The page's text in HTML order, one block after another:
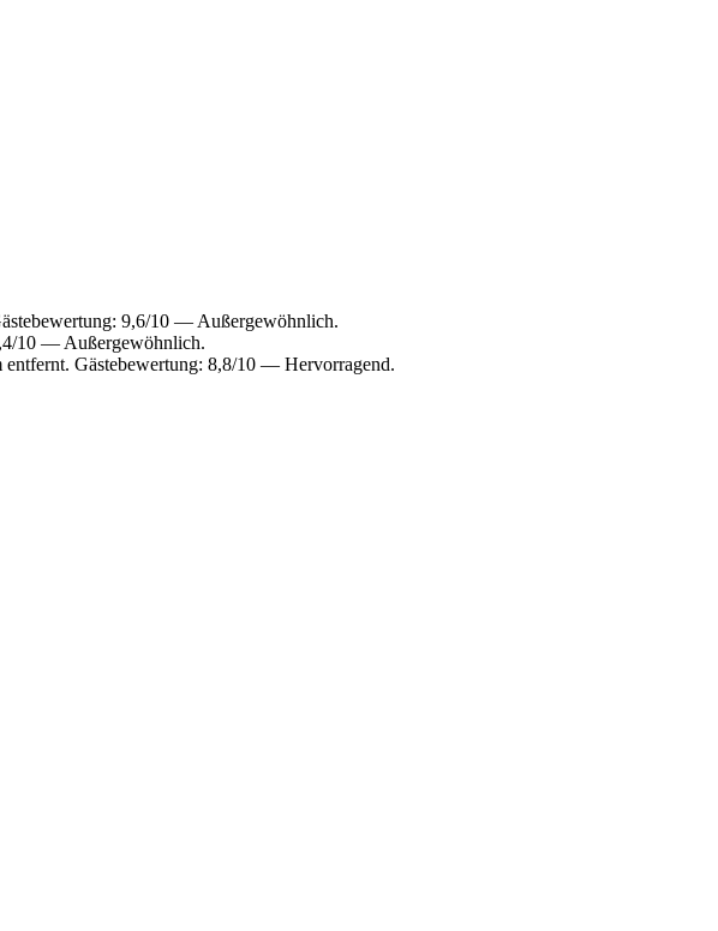
9,6/10 — Außergewöhnlich.
10 — Außergewöhnlich.
Gästebewertung: 8,8/10 — Hervorragend.